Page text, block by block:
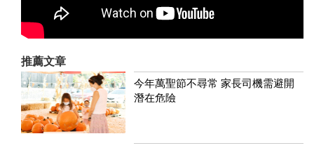
推薦文章
今年萬聖節不尋常 家長司機需避開
潛在危險